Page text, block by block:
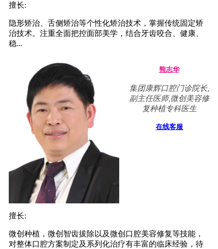
擅长:
隐形矫治、舌侧矫治等个性化矫治技术，掌握传统固定矫
治技术。注重全面把控面部美学，结合牙齿咬合、健康、
稳...
熊志华
集团康辉口腔门诊院长,
副主任医师,微创美容修
复种植专科医生
在线客服
擅长:
微创种植，微创智齿拔除以及微创口腔美容修复等技能，
对整体口腔方案制定及系列化治疗有丰富的临床经验，待